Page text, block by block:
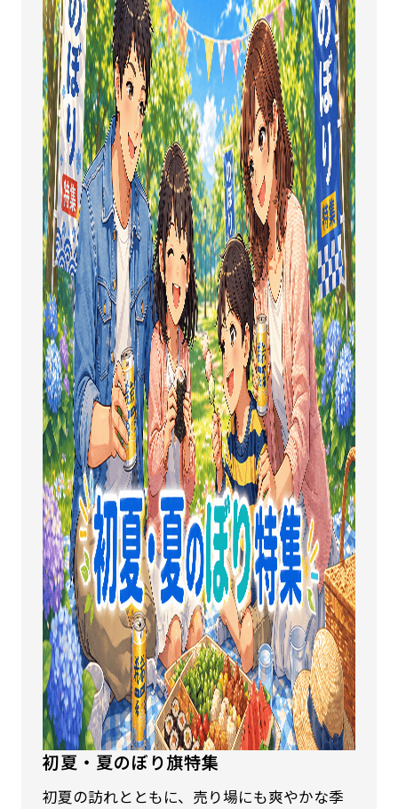
初夏・夏のぼり旗特集
初夏の訪れとともに、売り場にも爽やかな季